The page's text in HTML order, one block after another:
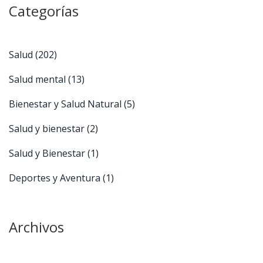
Categorías
Salud (202)
Salud mental (13)
Bienestar y Salud Natural (5)
Salud y bienestar(2)
Salud y Bienestar(1)
Deportes y Aventura (1)
Archivos